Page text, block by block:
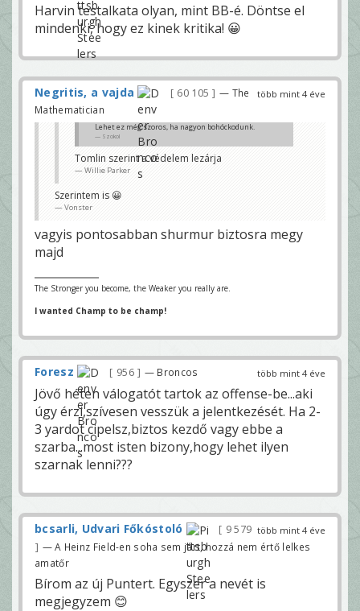
Harvin testalkata olyan, mint BB-é. Döntse el
mindenki, hogy ez kinek kritika! 😀
több mint 4 éve
Negritis, a vajda 60 105
— The
Mathematician
Lehet ez még szoros, ha nagyon bohóckodunk.
Szokol
Tomlin szerint a védelem lezárja
Willie Parker
Szerintem is 😀
Vonster
vagyis pontosabban shurmur biztosra megy
majd
The Stronger you become, the Weaker you really are.
I wanted Champ to be champ!
több mint 4 éve
Foresz 956 — Broncos
Jövő héten válogatót tartok az offense-be...aki
úgy érzi,szívesen vesszük a jelentkezését. Ha 2-
3 yardot cipelsz,biztos kezdő vagy ebbe a
szarba...most isten bizony,hogy lehet ilyen
szarnak lenni???
több mint 4 éve
bcsarli, Udvari Főkóstoló 9 579
— A Heinz Field-en soha sem járt, hozzá nem értő lelkes
amatőr
Bírom az új Puntert. Egyszer a nevét is
megjegyzem 😊